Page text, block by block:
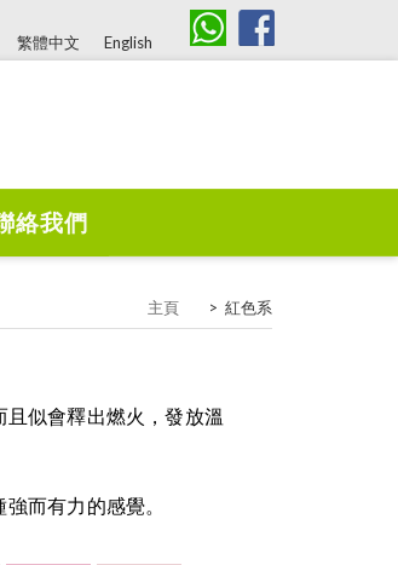
繁體中文 English
絡我們
主頁 > 紅色系
似會釋出燃火，發放溫
而有力的感覺。